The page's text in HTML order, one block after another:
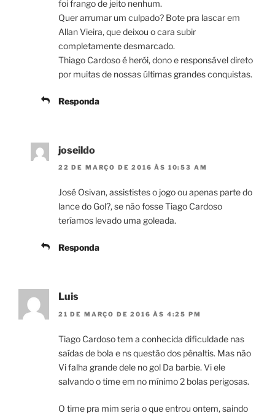
foi frango de jeito nenhum.
Quer arrumar um culpado? Bote pra lascar em
Allan Vieira, que deixou o cara subir
completamente desmarcado.
Thiago Cardoso é herói, dono e responsável direto
por muitas de nossas últimas grandes conquistas.
Responda
joseildo
22 DE MARÇO DE 2016 ÀS 10:53 AM
José Osivan, assististes o jogo ou apenas parte do
lance do Gol?, se não fosse Tiago Cardoso
teríamos levado uma goleada.
Responda
Luis
21 DE MARÇO DE 2016 ÀS 4:25 PM
Tiago Cardoso tem a conhecida dificuldade nas
saídas de bola e ns questão dos pênaltis. Mas não
Vi falha grande dele no gol Da barbie. Vi ele
salvando o time em no mínimo 2 bolas perigosas.
O time pra mim seria o que entrou ontem, saindo